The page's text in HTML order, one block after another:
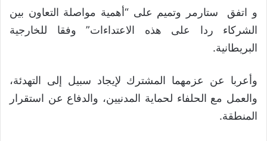
و اتفق ستارمر وتميم على “أهمية مواصلة التعاون بين
الشركاء ردا على هذه الاعتداءات” وفقا للخارجية
البريطانية.
وأعربا عن عزمهما المشترك لإيجاد سبيل إلى التهدئة،
والعمل مع الحلفاء لحماية المدنيين، والدفاع عن استقرار
المنطقة.